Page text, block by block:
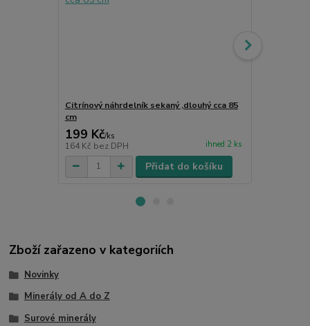
Citrínový náhrdelník sekaný ,dlouhý cca 85
cm
199 Kč/ks
164 Kč bez DPH ihned 2 ks
Přidat do košíku
Zboží zařazeno v kategoriích
Novinky
Minerály od A do Z
Surové minerály